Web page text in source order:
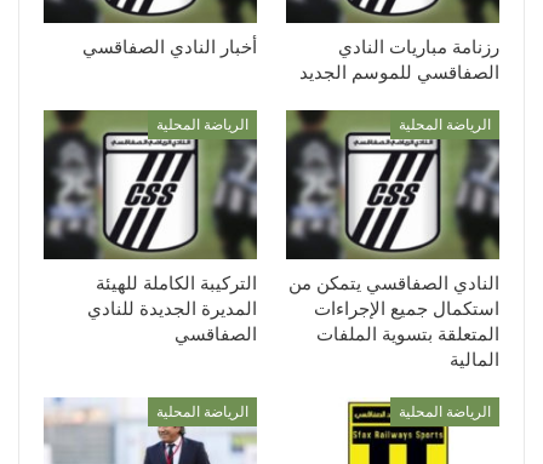
رزنامة مباريات النادي
الصفاقسي للموسم الجديد
أخبار النادي الصفاقسي
الرياضة المحلية
النادي الصفاقسي يتمكن من
استكمال جميع الإجراءات
المتعلقة بتسوية الملفات
المالية
الرياضة المحلية
التركيبة الكاملة للهيئة
المديرة الجديدة للنادي
الصفاقسي
الرياضة المحلية الرياضة المحلية